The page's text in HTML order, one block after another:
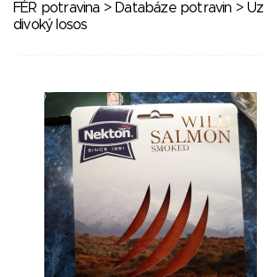
FÉR potravina > Databáze potravin >
divoký losos